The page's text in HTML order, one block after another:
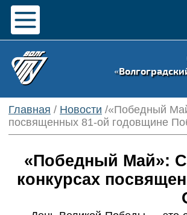
Главная / Новости /«Победный
посвященных 81-ой годовщине
«Победный Май»:
конкурсах